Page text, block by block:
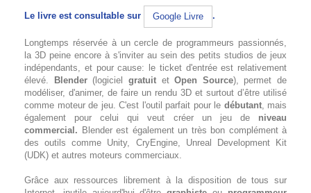
Le livre est consultable sur Google Livre .
Longtemps réservée à un cercle de programmeurs passionnés,
la 3D peine encore à s'inviter au sein des petits studios de jeux
indépendants, et pour cause: le ticket d'entrée est relativement
élevé.
Blender(logiciel gratuitetOpen Source), permet de
modéliser, d'animer, de faire un rendu 3D et surtout d’être utilisé
comme moteur de jeu. C'est l'outil parfait pour le débutant, mais
également pour celui qui veut créer un jeu de niveau
commercial. Blender est également un très bon complément à
des outils comme Unity, CryEngine, Unreal Development Kit
(UDK) et autres moteurs commerciaux.
Grâce aux ressources librement à la disposition de tous sur